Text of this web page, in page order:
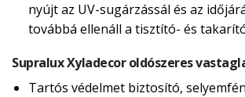
nyújt az UV-sugárzássál és az
továbbá ellenáll a tisztító- és
Supralux Xyladecor oldószeres
Tartós védelmet biztosító,